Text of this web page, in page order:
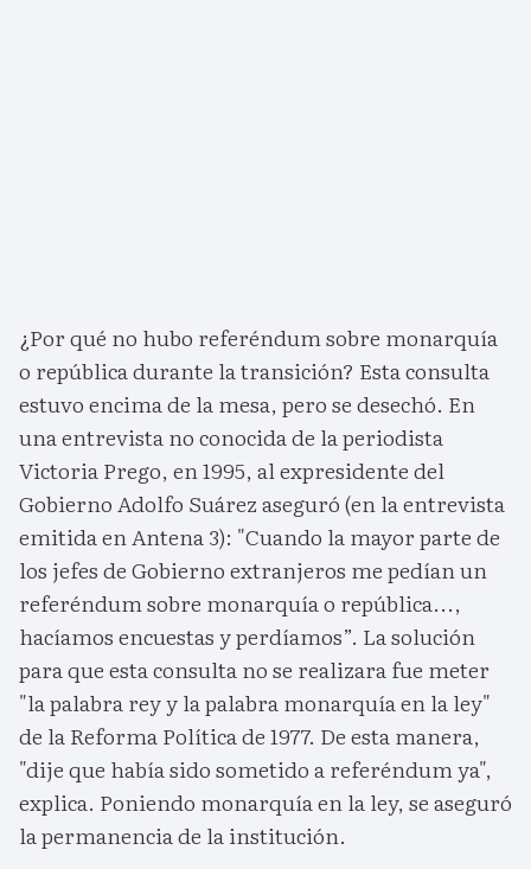
¿Por qué no hubo referéndum sobre monarquía
o república durante la transición? Esta consulta
estuvo encima de la mesa, pero se desechó. En
una entrevista no conocida de la periodista
Victoria Prego, en 1995, al expresidente del
Gobierno Adolfo Suárez aseguró (en la entrevista
emitida en Antena 3): "Cuando la mayor parte de
los jefes de Gobierno extranjeros me pedían un
referéndum sobre monarquía o república...,
hacíamos encuestas y perdíamos”. La solución
para que esta consulta no se realizara fue meter
"la palabra rey y la palabra monarquía en la ley"
de la Reforma Política de 1977. De esta manera,
"dije que había sido sometido a referéndum ya",
explica. Poniendo monarquía en la ley, se aseguró
la permanencia de la institución.